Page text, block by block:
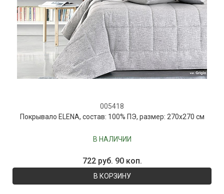
005418
Покрывало ELENA, состав: 100% ПЭ, размер: 270х270 см
В НАЛИЧИИ
722 руб. 90 коп.
В КОРЗИНУ